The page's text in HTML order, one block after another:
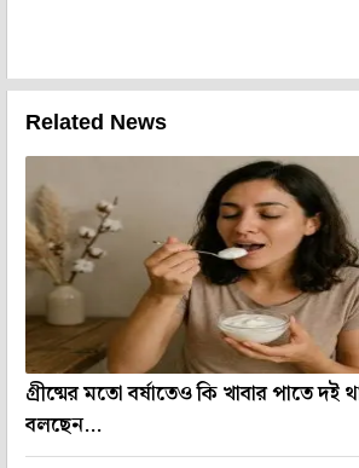
Related News
গ্রীষ্মের মতো বর্ষাতেও কি খাবার পাতে দই
বলছেন...